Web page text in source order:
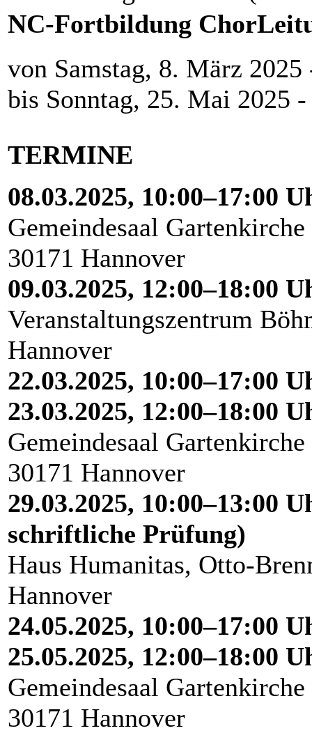
NC-Fortbildung
von Samstag, 8. März
bis Sonntag, 25. Mai 2025
TERMINE
08.03.2025, 10:00–17:00
Gemeindesaal
30171 Hannover
09.03.2025, 12:00–18:00
Veranstaltungszentrum
Hannover
22.03.2025, 10:00–17:00
23.03.2025, 12:00–18:00
Gemeindesaal
30171 Hannover
29.03.2025, 10:00–13:00
schriftliche Prüfung)
Haus Humanitas, Otto-
Hannover
24.05.2025, 10:00–17:00
25.05.2025, 12:00–18:00
Gemeindesaal
30171 Hannover